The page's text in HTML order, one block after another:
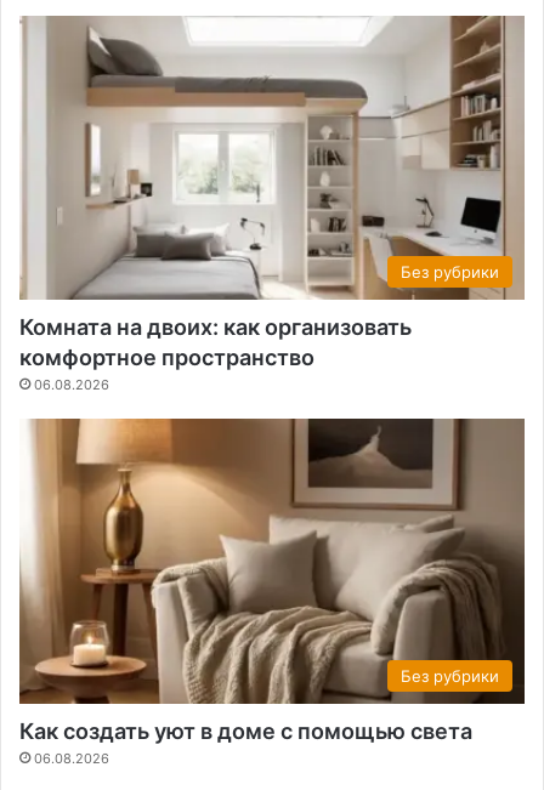
Без рубрики
Комната на двоих: как организовать
комфортное пространство
06.08.2026
Без рубрики
Как создать уют в доме с помощью света
06.08.2026